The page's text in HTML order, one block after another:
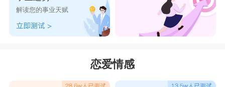
17、2024你好，2023再见。2023结束了，愿我们送
走忧愁，送走失望，送走伤痛。感恩一路上，一直
愿新的一年，平安顺遂，只道温暖不言伤。
18、好好告个别吧，无论这一年好与坏，都即将结
解读您的事业天赋
恋爱情感